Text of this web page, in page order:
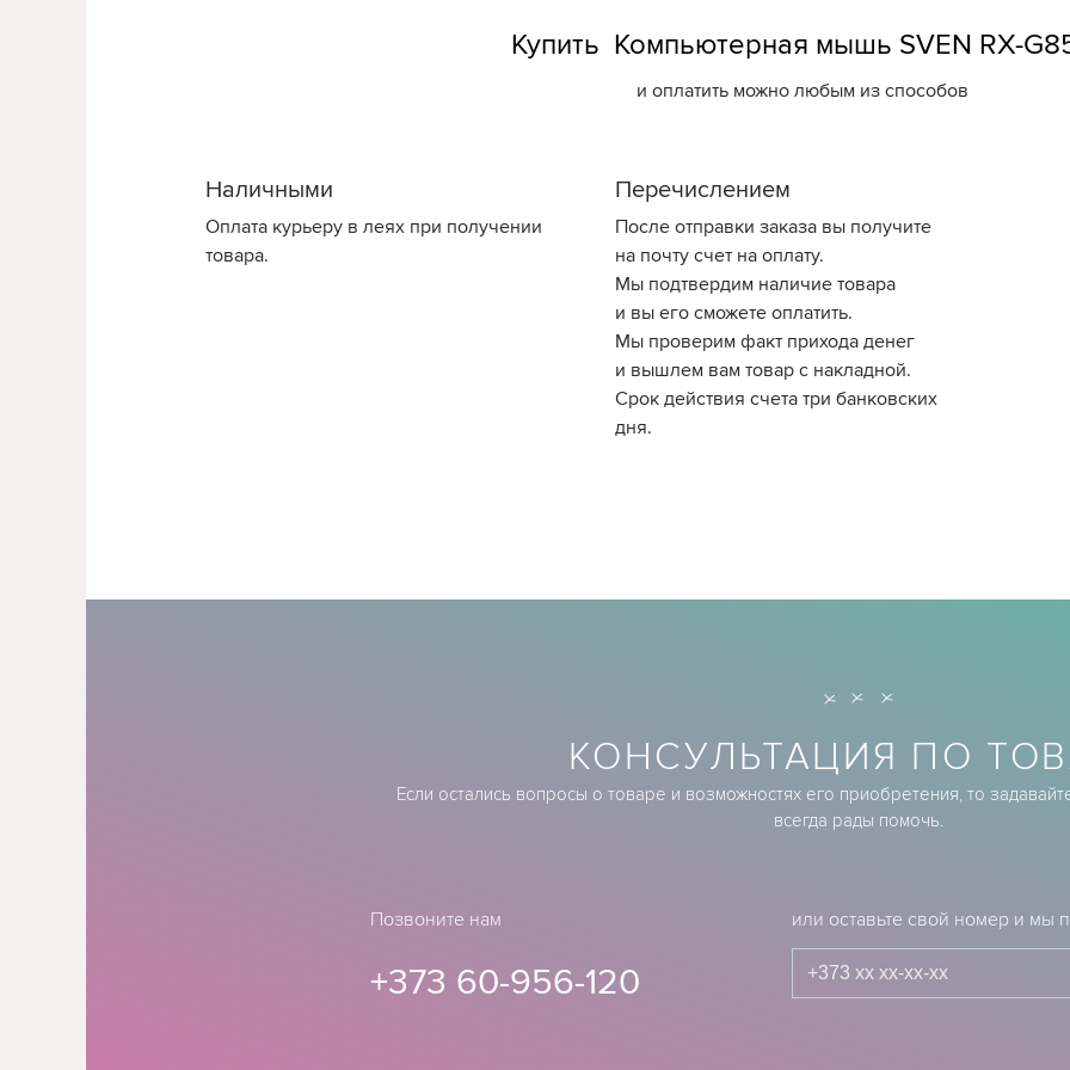
Купить Компьютерная мышь SVEN RX-
и оплатить можно любым из способов
Наличными
Оплата курьеру в леях при получении
товара.
Перечислением
После отправки заказа вы получите
на почту счет на оплату.
Мы подтвердим наличие товара
и вы его сможете оплатить.
Мы проверим факт прихода денег
и вышлем вам товар с накладной.
Срок действия счета три банковских
дня.
КОНСУЛЬТАЦИЯ ПО
Если остались вопросы о товаре и возможностях его приобретения, то
всегда рады помочь.
Позвоните нам или оставьте свой номер и мы
+373 60-956-120